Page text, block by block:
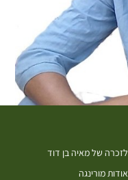
לזכרה של מאיה בן דוד
אודות מורינגה